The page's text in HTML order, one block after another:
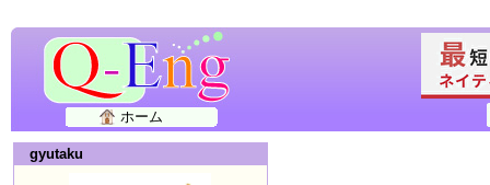
ホーム
gyutaku